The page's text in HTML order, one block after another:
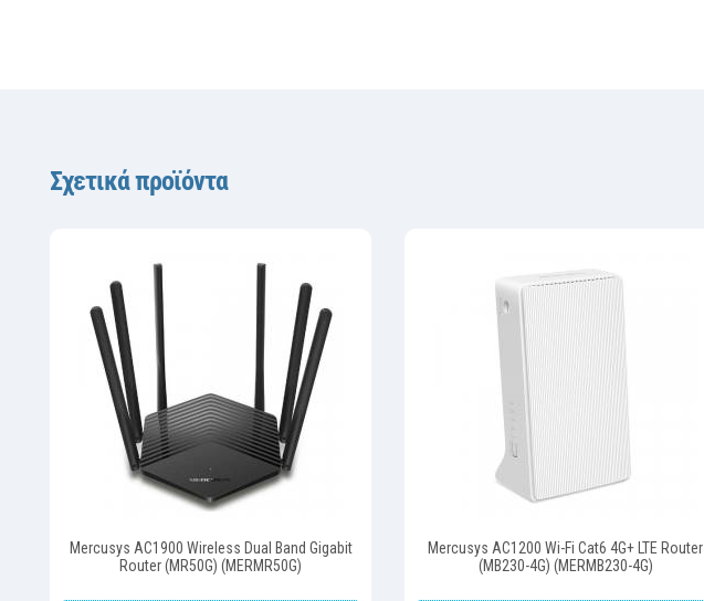
Σχετικά προϊόντα
Mercusys AC1900 Wireless Dual Band Gigabit
Router (MR50G) (MERMR50G)
Mercusys AC1200 Wi-Fi Cat6 4G+ LTE Router
(MB230-4G) (MERMB230-4G)